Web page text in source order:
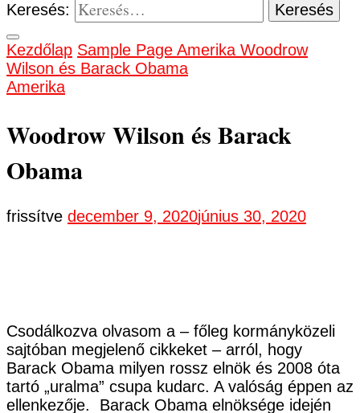
Keresés:
Kezdőlap Sample Page Amerika Woodrow
Wilson és Barack Obama
Amerika
Woodrow Wilson és Barack
Obama
frissítve december 9, 2020június 30, 2020
Csodálkozva olvasom a – főleg kormányközeli
sajtóban megjelenő cikkeket – arról, hogy
Barack Obama milyen rossz elnök és 2008 óta
tartó „uralma” csupa kudarc. A valóság éppen az
ellenkezője. Barack Obama elnöksége idején